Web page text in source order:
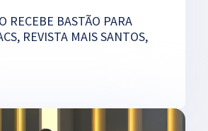
RECEBE BASTÃO PARA
REVISTA MAIS SANTOS,